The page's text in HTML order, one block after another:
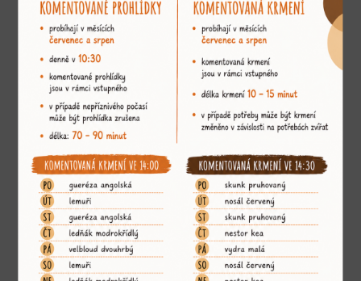
Podporujeme